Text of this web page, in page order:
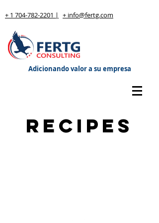
+ 1 704-782-2201 | + info@fertg.com
Adicionando valor a su empresa
Recipes